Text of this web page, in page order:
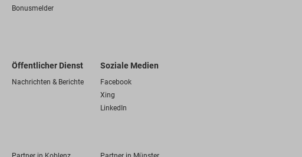
Bonusmelder
Öffentlicher Dienst
Nachrichten & Berichte
Soziale Medien
Facebook
Xing
LinkedIn